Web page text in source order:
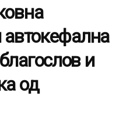
автокефална
и
од